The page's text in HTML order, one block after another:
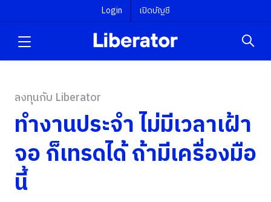
Login เปิดบัญชี
ลงทุนกับ Liberator
ทำงานประจำ ไม่มีเวลาเฝ้า
จอ ก็เทรดได้ ถ้ามีเครื่องมือ
นี้